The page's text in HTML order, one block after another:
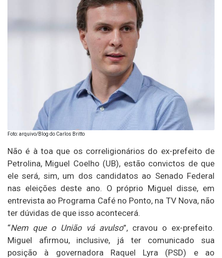
Foto: arquivo/Blog do Carlos Britto
Não é à toa que os correligionários do ex-prefeito de
Petrolina, Miguel Coelho (UB), estão convictos de que
ele será, sim, um dos candidatos ao Senado Federal
nas eleições deste ano. O próprio Miguel disse, em
entrevista ao Programa Café no Ponto, na TV Nova, não
ter dúvidas de que isso acontecerá.
“Nem que o União vá avulso”, cravou o ex-prefeito.
Miguel afirmou, inclusive, já ter comunicado sua
posição à governadora Raquel Lyra (PSD) e ao